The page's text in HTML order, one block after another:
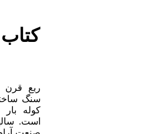
ربع
سنگ
کوله بار
است.